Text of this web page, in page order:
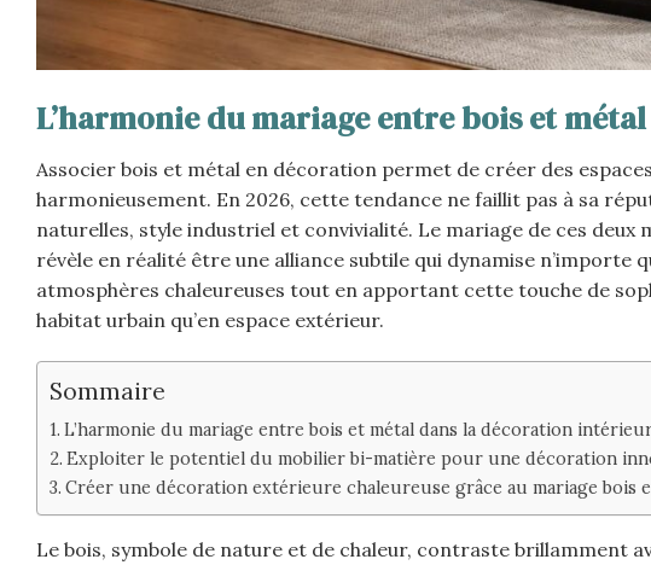
L’harmonie du mariage entre bois et
Associer bois et métal en décoration permet de créer des
harmonieusement. En 2026, cette tendance ne faillit pas à sa
naturelles, style industriel et convivialité. Le mariage de ces deux
révèle en réalité être une alliance subtile qui dynamise n’importe
atmosphères chaleureuses tout en apportant cette touche de
habitat urbain qu’en espace extérieur.
Sommaire
L’harmonie du mariage entre bois et métal dans la décoration
Exploiter le potentiel du mobilier bi-matière pour une décoration
Créer une décoration extérieure chaleureuse grâce au mariage bois
Le bois, symbole de nature et de chaleur, contraste brillamment